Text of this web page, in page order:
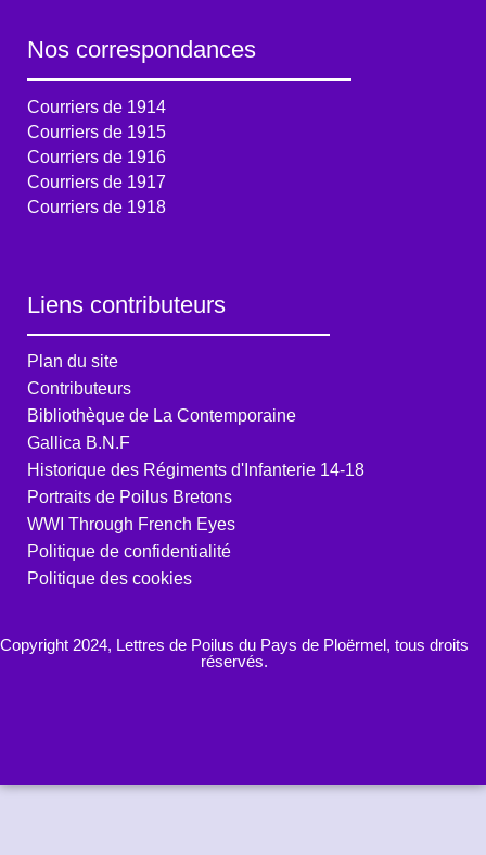
Nos correspondances
Courriers de 1914
Courriers de 1915
Courriers de 1916
Courriers de 1917
Courriers de 1918
Liens contributeurs
Plan du site
Contributeurs
Bibliothèque de La Contemporaine
Gallica B.N.F
Historique des Régiments d'Infanterie 14-18
Portraits de Poilus Bretons
WWI Through French Eyes
Politique de confidentialité
Politique des cookies
Copyright 2024, Lettres de Poilus du Pays de Ploërmel, tous droits
réservés.